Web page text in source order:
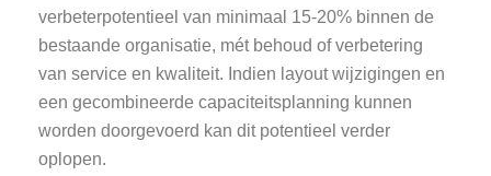
verbeterpotentieel van minimaal 15-20% binnen de
bestaande organisatie, mét behoud of verbetering
van service en kwaliteit. Indien layout wijzigingen en
een gecombineerde capaciteitsplanning kunnen
worden doorgevoerd kan dit potentieel verder
oplopen.